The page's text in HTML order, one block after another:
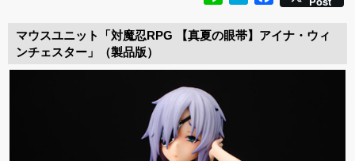
マウスユニット「対魔忍RPG 【真夏の眼帯】アイナ・ウィ
ンチェスター」（製品版）